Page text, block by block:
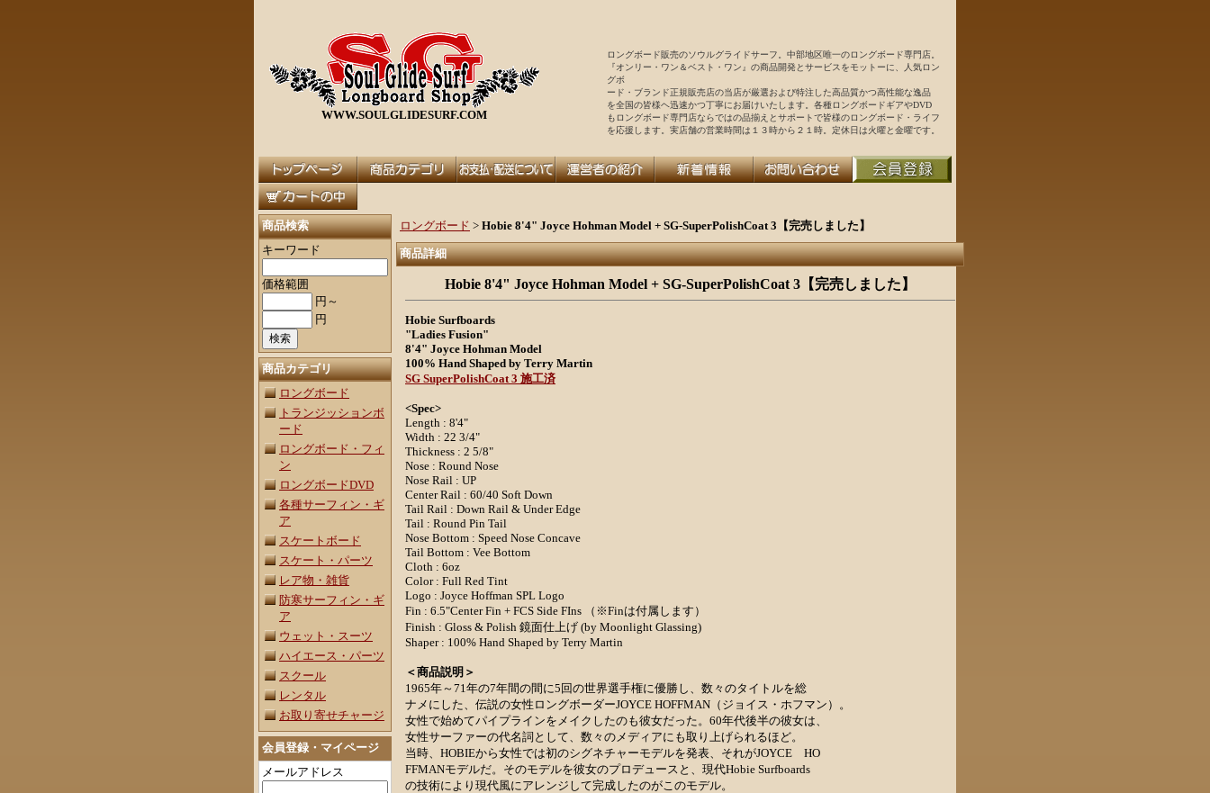
WWW.SOULGLIDESURF.COM
ロングボード販売のソウルグライドサーフ。中部地区唯一のロングボード専門店。
『オンリー・ワン＆ベスト・ワン』の商品開発とサービスをモットーに、人気ロン
グボ
ード・ブランド正規販売店の当店が厳選および特注した高品質かつ高性能な逸品
を全国の皆様ヘ迅速かつ丁寧にお届けいたします。各種ロングボードギアやDVD
もロングボード専門店ならではの品揃えとサポートで皆様のロングボード・ライフ
を応援します。実店舗の営業時間は１３時から２１時。定休日は火曜と金曜です。
商品検索
キーワード
価格範囲
円～
円
商品カテゴリ
ロングボード
トランジッションボ
ード
ロングボード・フィ
ン
ロングボードDVD
各種サーフィン・ギ
ア
スケートボード
スケート・パーツ
レア物・雑貨
防寒サーフィン・ギ
ア
ウェット・スーツ
ハイエース・パーツ
スクール
レンタル
お取り寄せチャージ
会員登録・マイページ
メールアドレス
ロングボード > Hobie 8'4" Joyce Hohman Model + SG-SuperPolishCoat 3【完売しました】
商品詳細
Hobie 8'4" Joyce Hohman Model + SG-SuperPolishCoat 3【完売しました】
Hobie Surfboards
"Ladies Fusion"
8'4" Joyce Hohman Model
100% Hand Shaped by Terry Martin
SG SuperPolishCoat 3 施工済
<Spec>
Length : 8'4"
Width : 22 3/4"
Thickness : 2 5/8"
Nose : Round Nose
Nose Rail : UP
Center Rail : 60/40 Soft Down
Tail Rail : Down Rail & Under Edge
Tail : Round Pin Tail
Nose Bottom : Speed Nose Concave
Tail Bottom : Vee Bottom
Cloth : 6oz
Color : Full Red Tint
Logo : Joyce Hoffman SPL Logo
Fin : 6.5"Center Fin + FCS Side FIns （※Finは付属します）
Finish : Gloss & Polish 鏡面仕上げ (by Moonlight Glassing)
Shaper : 100% Hand Shaped by Terry Martin
＜商品説明＞
1965年～71年の7年間の間に5回の世界選手権に優勝し、数々のタイトルを総
ナメにした、伝説の女性ロングボーダーJOYCE HOFFMAN（ジョイス・ホフマン）。
女性で始めてパイプラインをメイクしたのも彼女だった。60年代後半の彼女は、
女性サーファーの代名詞として、数々のメディアにも取り上げられるほど。
当時、HOBIEから女性では初のシグネチャーモデルを発表、それがJOYCE HO
FFMANモデルだ。そのモデルを彼女のプロデュースと、現代Hobie Surfboards
の技術により現代風にアレンジして完成したのがこのモデル。